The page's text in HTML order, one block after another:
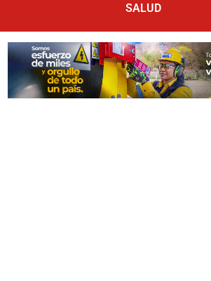
SALUD